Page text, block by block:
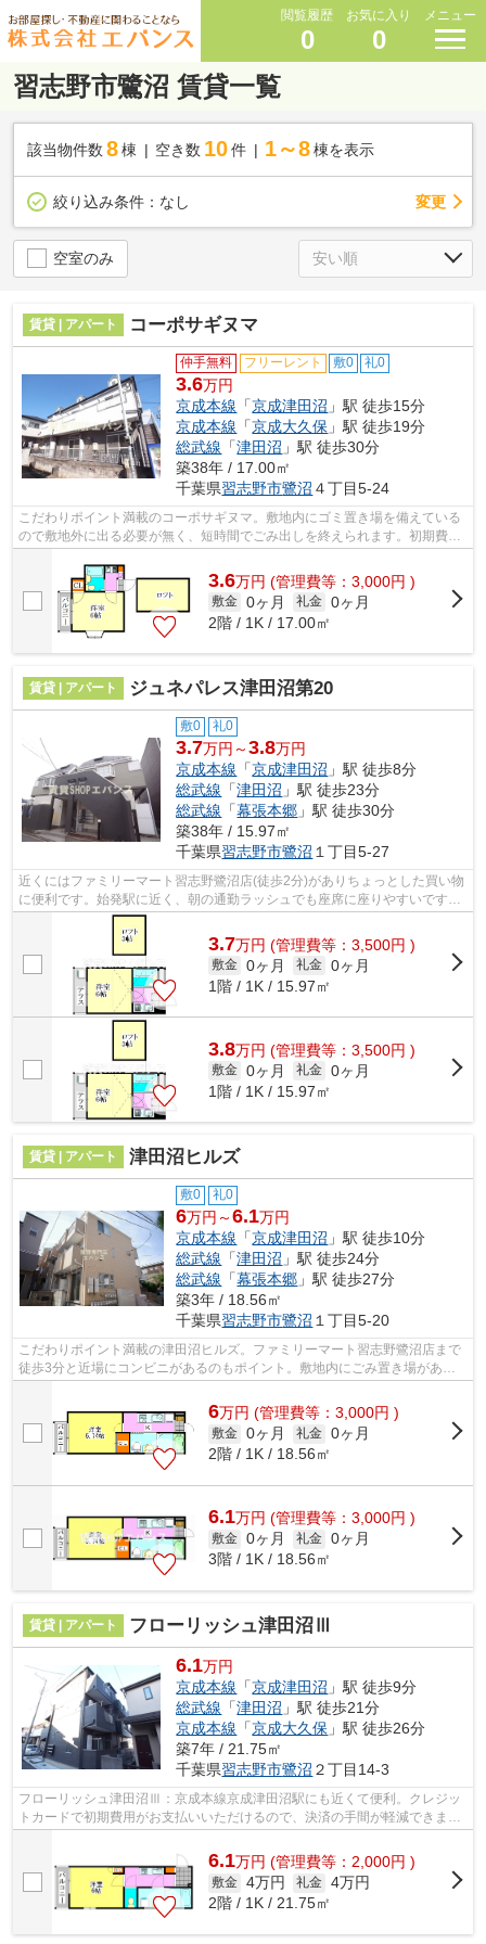
閲覧履歴
0
お気に入り
0
メニュー
習志野市鷺沼 賃貸一覧
該当物件数 8棟 空き数 10 件 1～8 棟を表示
絞り込み条件： なし 変更
空室のみ
賃貸 | アパート コーポサギヌマ
仲手無料 フリーレント 敷0 礼0
3.6万円
京成本線 「京成津田沼 」駅 徒歩15分
京成本線 「京成大久保 」駅 徒歩19分
総武線 「津田沼 」駅 徒歩30分
築38年 / 17.00㎡
千葉県習志野市鷺沼 ４丁目5-24
こだわりポイント満載のコーポサギヌマ。敷地内にゴミ置き場を備えている
ので敷地外に出る必要が無く、短時間でごみ出しを終えられます。初期費用
3.6万円 (管理費等：3,000円 )
敷金 0ヶ月 礼金 0ヶ月
2階 / 1K / 17.00㎡
賃貸 | アパート ジュネパレス津田沼第20
敷0 礼0
3.7万円～3.8万円
京成本線 「京成津田沼 」駅 徒歩8分
総武線 「津田沼 」駅 徒歩23分
総武線 「幕張本郷 」駅 徒歩30分
築38年 / 15.97㎡
千葉県習志野市鷺沼 １丁目5-27
近くにはファミリーマート習志野鷺沼店(徒歩2分)がありちょっとした買い物
に便利です。始発駅に近く、朝の通勤ラッシュでも座席に座りやすいです。
こちらの物件はアパートです。物件の...
3.7万円 (管理費等：3,500円 )
敷金 0ヶ月 礼金 0ヶ月
1階 / 1K / 15.97㎡
3.8万円 (管理費等：3,500円 )
敷金 0ヶ月 礼金 0ヶ月
1階 / 1K / 15.97㎡
賃貸 | アパート 津田沼ヒルズ
敷0 礼0
6万円～6.1万円
京成本線 「京成津田沼 」駅 徒歩10分
総武線 「津田沼 」駅 徒歩24分
総武線 「幕張本郷 」駅 徒歩27分
築3年 / 18.56㎡
千葉県習志野市鷺沼 １丁目5-20
こだわりポイント満載の津田沼ヒルズ。ファミリーマート習志野鷺沼店まで
徒歩3分と近場にコンビニがあるのもポイント。敷地内にごみ置き場がある
6万円 (管理費等：3,000円 )
敷金 0ヶ月 礼金 0ヶ月
2階 / 1K / 18.56㎡
6.1万円 (管理費等：3,000円 )
敷金 0ヶ月 礼金 0ヶ月
3階 / 1K / 18.56㎡
賃貸 | アパート フローリッシュ津田沼Ⅲ
6.1万円
京成本線 「京成津田沼 」駅 徒歩9分
総武線 「津田沼 」駅 徒歩21分
京成本線 「京成大久保 」駅 徒歩26分
築7年 / 21.75㎡
千葉県習志野市鷺沼 ２丁目14-3
フローリッシュ津田沼Ⅲ：京成本線京成津田沼駅にも近くて便利。クレジッ
トカードで初期費用がお支払いいただけるので、決済の手間が軽減できま
す。令和元年に建設された物件です。2駅...
6.1万円 (管理費等：2,000円 )
敷金 4万円 礼金 4万円
2階 / 1K / 21.75㎡